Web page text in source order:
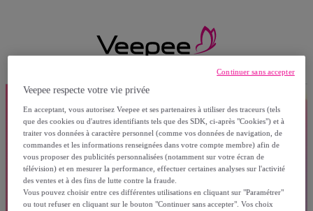
Veepee respecte votre vie privée
En acceptant, vous autorisez Veepee et ses partenaires à utiliser des traceurs (tels
que des cookies ou d'autres identifiants tels que des SDK, ci-après "Cookies") et à
traiter vos données à caractère personnel (comme vos données de navigation, de
commandes et les informations renseignées dans votre compte membre) afin de
vous proposer des publicités personnalisées (notamment sur votre écran de
télévision) et en mesurer la performance, effectuer certaines analyses sur l'activité
des ventes et à des fins de lutte contre la fraude.
Vous pouvez choisir entre ces différentes utilisations en cliquant sur "Paramétrer"
ou tout refuser en cliquant sur le bouton "Continuer sans accepter". Vos choix
Continuer sans accepter